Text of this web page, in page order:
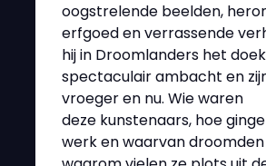
oogstrelende beelden,
erfgoed en verrassende
hij in Droomlanders het
spectaculair ambacht en
vroeger en nu. Wie waren
deze kunstenaars, hoe
werk en waarvan droomden